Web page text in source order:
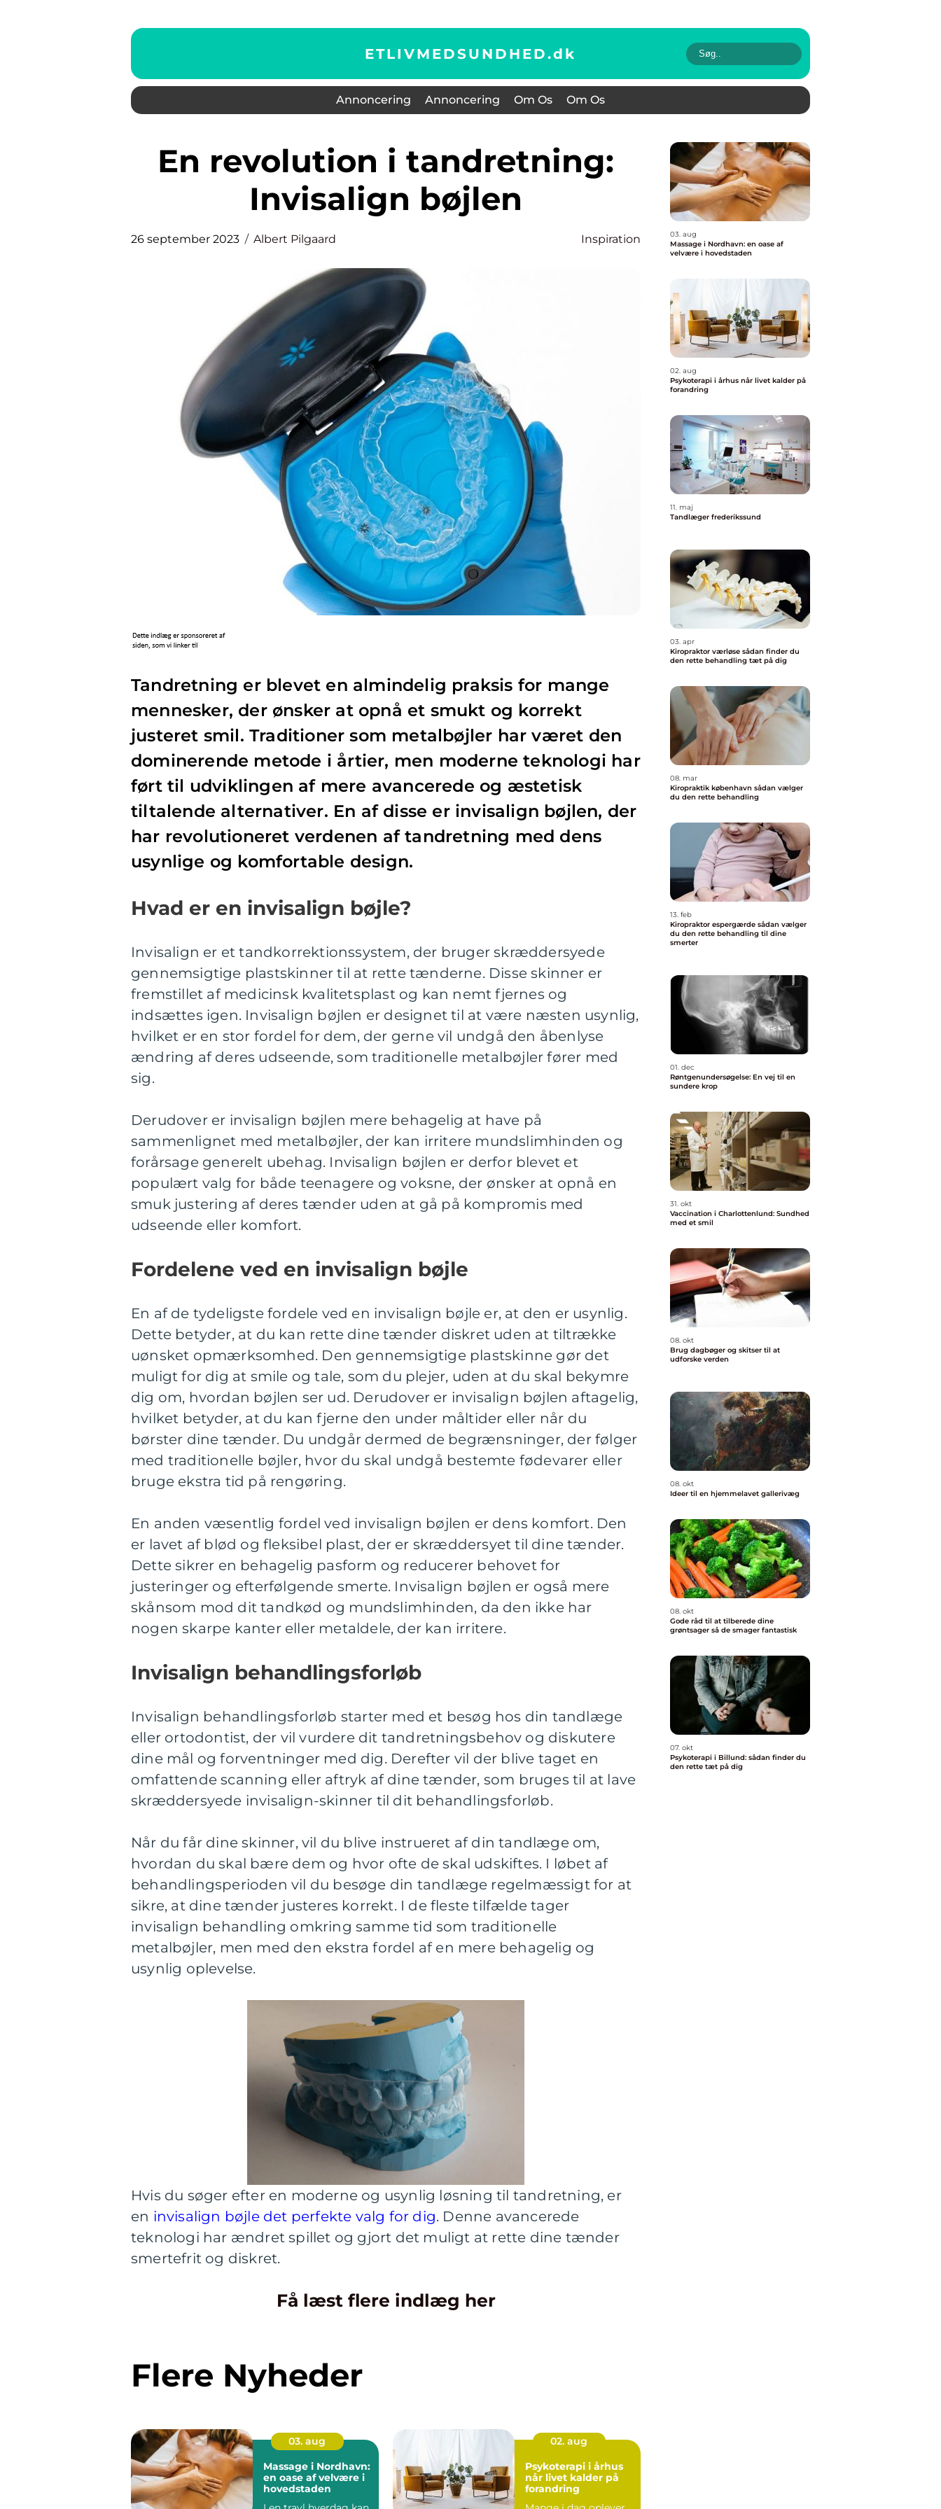
ETLIVMEDSUNDHED.dk
Annoncering Annoncering Om Os Om Os
En revolution i tandretning:
Invisalign bøjlen
26 september 2023 Albert Pilgaard Inspiration
Tandretning er blevet en almindelig praksis for mange
mennesker, der ønsker at opnå et smukt og korrekt
justeret smil. Traditioner som metalbøjler har været den
dominerende metode i årtier, men moderne teknologi har
ført til udviklingen af mere avancerede og æstetisk
tiltalende alternativer. En af disse er invisalign bøjlen, der
har revolutioneret verdenen af tandretning med dens
usynlige og komfortable design.
Hvad er en invisalign bøjle?
Invisalign er et tandkorrektionssystem, der bruger skræddersyede
gennemsigtige plastskinner til at rette tænderne. Disse skinner er
fremstillet af medicinsk kvalitetsplast og kan nemt fjernes og
indsættes igen. Invisalign bøjlen er designet til at være næsten usynlig,
hvilket er en stor fordel for dem, der gerne vil undgå den åbenlyse
ændring af deres udseende, som traditionelle metalbøjler fører med
sig.
Derudover er invisalign bøjlen mere behagelig at have på
sammenlignet med metalbøjler, der kan irritere mundslimhinden og
forårsage generelt ubehag. Invisalign bøjlen er derfor blevet et
populært valg for både teenagere og voksne, der ønsker at opnå en
smuk justering af deres tænder uden at gå på kompromis med
udseende eller komfort.
Fordelene ved en invisalign bøjle
En af de tydeligste fordele ved en invisalign bøjle er, at den er usynlig.
Dette betyder, at du kan rette dine tænder diskret uden at tiltrække
uønsket opmærksomhed. Den gennemsigtige plastskinne gør det
muligt for dig at smile og tale, som du plejer, uden at du skal bekymre
dig om, hvordan bøjlen ser ud. Derudover er invisalign bøjlen aftagelig,
hvilket betyder, at du kan fjerne den under måltider eller når du
børster dine tænder. Du undgår dermed de begrænsninger, der følger
med traditionelle bøjler, hvor du skal undgå bestemte fødevarer eller
bruge ekstra tid på rengøring.
En anden væsentlig fordel ved invisalign bøjlen er dens komfort. Den
er lavet af blød og fleksibel plast, der er skræddersyet til dine tænder.
Dette sikrer en behagelig pasform og reducerer behovet for
justeringer og efterfølgende smerte. Invisalign bøjlen er også mere
skånsom mod dit tandkød og mundslimhinden, da den ikke har
nogen skarpe kanter eller metaldele, der kan irritere.
Invisalign behandlingsforløb
Invisalign behandlingsforløb starter med et besøg hos din tandlæge
eller ortodontist, der vil vurdere dit tandretningsbehov og diskutere
dine mål og forventninger med dig. Derefter vil der blive taget en
omfattende scanning eller aftryk af dine tænder, som bruges til at lave
skræddersyede invisalign-skinner til dit behandlingsforløb.
Når du får dine skinner, vil du blive instrueret af din tandlæge om,
hvordan du skal bære dem og hvor ofte de skal udskiftes. I løbet af
behandlingsperioden vil du besøge din tandlæge regelmæssigt for at
sikre, at dine tænder justeres korrekt. I de fleste tilfælde tager
invisalign behandling omkring samme tid som traditionelle
metalbøjler, men med den ekstra fordel af en mere behagelig og
usynlig oplevelse.
Hvis du søger efter en moderne og usynlig løsning til tandretning, er
en invisalign bøjle det perfekte valg for dig. Denne avancerede
teknologi har ændret spillet og gjort det muligt at rette dine tænder
smertefrit og diskret.
Få læst flere indlæg her
Flere Nyheder
03. aug
Massage i Nordhavn:
en oase af velvære i
hovedstaden
02. aug
Psykoterapi i århus
når livet kalder på
forandring
03. aug
Massage i Nordhavn: en oase af
velvære i hovedstaden
02. aug
Psykoterapi i århus når livet kalder på
forandring
11. maj
Tandlæger frederikssund
03. apr
Kiropraktor værløse sådan finder du
den rette behandling tæt på dig
08. mar
Kiropraktik københavn sådan vælger
du den rette behandling
13. feb
Kiropraktor espergærde sådan vælger
du den rette behandling til dine
smerter
01. dec
Røntgenundersøgelse: En vej til en
sundere krop
31. okt
Vaccination i Charlottenlund: Sundhed
med et smil
08. okt
Brug dagbøger og skitser til at
udforske verden
08. okt
Ideer til en hjemmelavet gallerivæg
08. okt
Gode råd til at tilberede dine
grøntsager så de smager fantastisk
07. okt
Psykoterapi i Billund: sådan finder du
den rette tæt på dig